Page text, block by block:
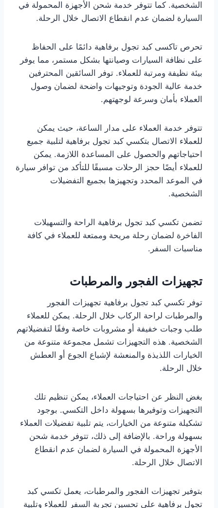
الشخصية. كما تتوفر خدمة شحن الأجهزة المحمولة في
السيارة لضمان عدم انقطاع الاتصال خلال الرحلة.
تحرص تاكسى كبد تجول برفاهية دائمًا على الحفاظ
على نظافة السيارات وصيانتها بشكل مستمر، مما يوفر
بيئة نظيفة ومرتبة للعملاء. توفر السائقين المحترفين
خدمة عالية الجودة وتوجيهات واضحة لضمان وصول
العملاء بأمان وسرعة لوجهتهم.
تتوفر خدمة العملاء على مدار الساعة، حيث يمكن
للعملاء الاتصال بتكسي كبد تجول برفاهية لتلبية جميع
احتياجاتهم والحصول على المساعدة اللازمة. يمكن
للعملاء أيضًا حجز الرحلات مسبقًا للتأكد من توافر سيارة
في الموعد المحدد وتجهيزها بجميع التفضيلات
الشخصية.
تضمن تكسي كبد تجول برفاهية الراحة والتسهيلات
الفاخرة لضمان رحلة مريحة وممتعة للعملاء في كافة
مناسبات السفر.
تجهيزات الفجور والمرطبات
توفر تكسي كبد تجول برفاهية تجهيزات الفجور
والمرطبات لراحة الركاب خلال الرحلة. يمكن للعملاء
طلب وجبات خفيفة أو مشروبات خاصة وفقًا لتفضيلاتهم
الشخصية. هذه التجهيزات تشمل مجموعة متنوعة من
الخيارات اللذيذة والمنعشة لإشباع الجوع أو العطش
خلال الرحلة.
بغض النظر عن احتياجات العملاء، يمكن تنظيم تلك
التجهيزات وتوفيرها بسهولة داخل التكسي. بوجود
تشكيلة متنوعة من الخيارات، يتم تلبية تفضيلات العملاء
بسهولة وراحة. بالإضافة إلى ذلك، تتوفر خدمة شحن
الأجهزة المحمولة في السيارة لضمان عدم انقطاع
الاتصال خلال الرحلة.
بتوفير تجهيزات الفجور والمرطبات، يعمل تكسي كبد
تجول برفاهية على تحسين تجربة السفر للعملاء وتلبية